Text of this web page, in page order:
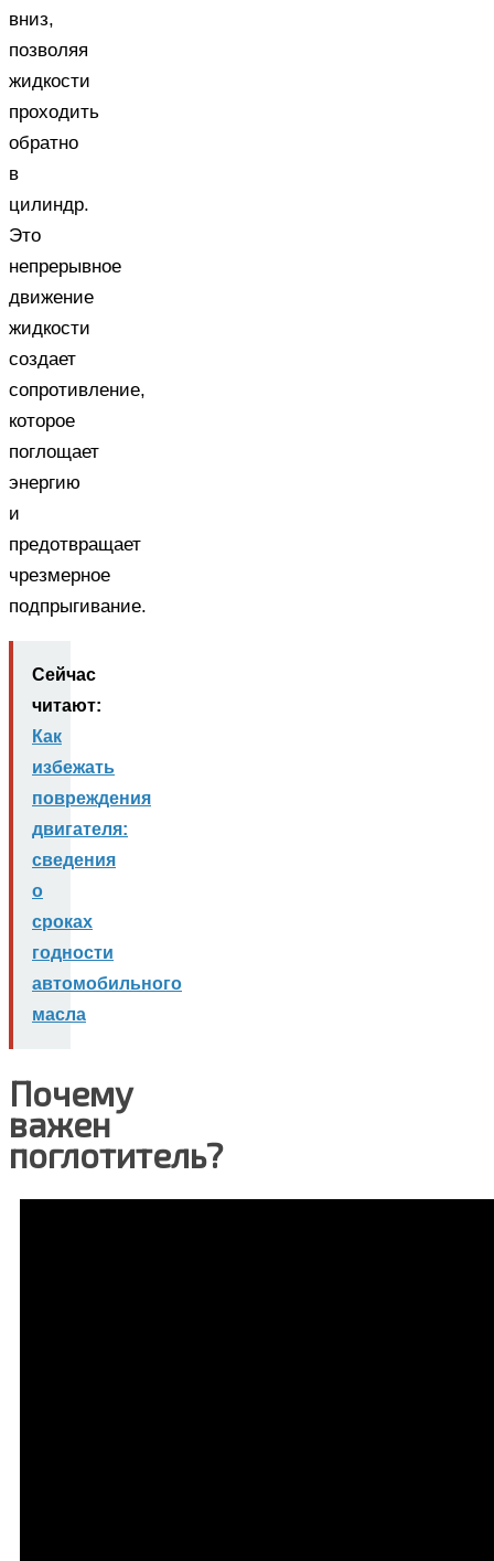
вниз,
позволяя
жидкости
проходить
обратно
в
цилиндр.
Это
непрерывное
движение
жидкости
создает
сопротивление,
которое
поглощает
энергию
и
предотвращает
чрезмерное
подпрыгивание.
Сейчас
читают:
Как
избежать
повреждения
двигателя:
сведения
о
сроках
годности
автомобильного
масла
Почему
важен
поглотитель?